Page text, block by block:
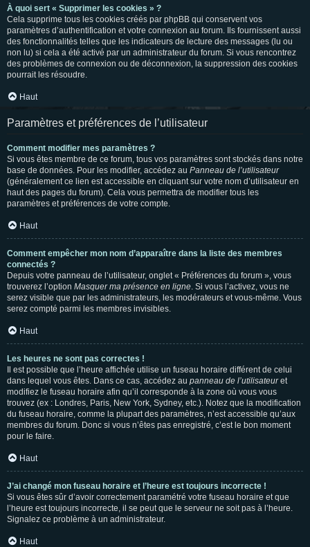
À quoi sert « Supprimer les cookies » ?
Cela supprime tous les cookies créés par phpBB qui conservent vos
paramètres d’authentification et votre connexion au forum. Ils fournissent aussi
des fonctionnalités telles que les indicateurs de lecture des messages (lu ou
non lu) si cela a été activé par un administrateur du forum. Si vous rencontrez
des problèmes de connexion ou de déconnexion, la suppression des cookies
pourrait les résoudre.
Haut
Paramètres et préférences de l’utilisateur
Comment modifier mes paramètres ?
Si vous êtes membre de ce forum, tous vos paramètres sont stockés dans notre
base de données. Pour les modifier, accédez au Panneau de l’utilisateur
(généralement ce lien est accessible en cliquant sur votre nom d’utilisateur en
haut des pages du forum). Cela vous permettra de modifier tous les
paramètres et préférences de votre compte.
Haut
Comment empêcher mon nom d’apparaître dans la liste des membres
connectés ?
Depuis votre panneau de l’utilisateur, onglet « Préférences du forum », vous
trouverez l’option Masquer ma présence en ligne. Si vous l’activez, vous ne
serez visible que par les administrateurs, les modérateurs et vous-même. Vous
serez compté parmi les membres invisibles.
Haut
Les heures ne sont pas correctes !
Il est possible que l’heure affichée utilise un fuseau horaire différent de celui
dans lequel vous êtes. Dans ce cas, accédez au panneau de l’utilisateuret
modifiez le fuseau horaire afin qu’il corresponde à la zone où vous vous
trouvez (ex : Londres, Paris, New York, Sydney, etc.). Notez que la modification
du fuseau horaire, comme la plupart des paramètres, n’est accessible qu’aux
membres du forum. Donc si vous n’êtes pas enregistré, c’est le bon moment
pour le faire.
Haut
J’ai changé mon fuseau horaire et l’heure est toujours incorrecte !
Si vous êtes sûr d’avoir correctement paramétré votre fuseau horaire et que
l’heure est toujours incorrecte, il se peut que le serveur ne soit pas à l’heure.
Signalez ce problème à un administrateur.
Haut